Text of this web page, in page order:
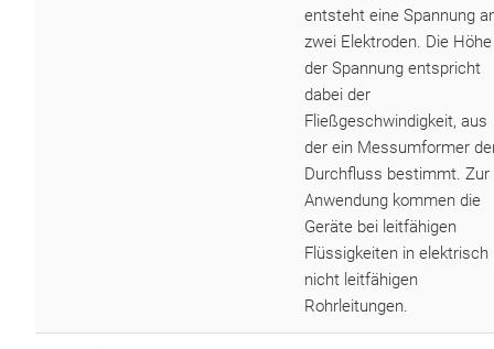
entsteht eine Spannung
zwei Elektroden. Die Höhe
der Spannung entspricht
dabei der
Fließgeschwindigkeit, aus
der ein Messumformer
Durchfluss bestimmt. Zur
Anwendung kommen die
Geräte bei leitfähigen
Flüssigkeiten in elektrisch
nicht leitfähigen
Rohrleitungen.